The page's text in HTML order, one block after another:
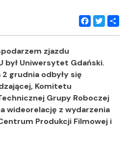
Facebook
Twitter
zjazdu
był Uniwersytet Gdański.
grudnia odbyły się
Komitetu
Grupy Roboczej
wideorelację z wydarzenia
Produkcji Filmowej i